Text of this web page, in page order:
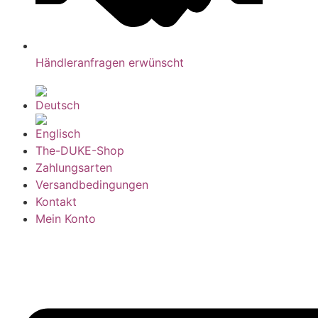
Händleranfragen erwünscht
The-DUKE-Shop
Zahlungsarten
Versandbedingungen
Kontakt
Mein Konto